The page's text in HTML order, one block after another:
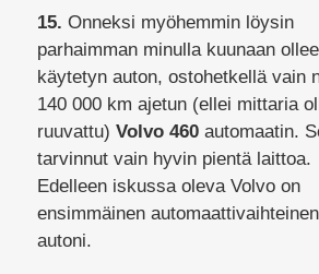
15. Onneksi myöhemmin löysin
parhaimman minulla kuunaan
käytetyn auton, ostohetkellä vain
140 000 km ajetun (ellei mittaria
ruuvattu) Volvo 460automaatin.
tarvinnut vain hyvin pientä laittoa.
Edelleen iskussa oleva Volvo on
ensimmäinen automaattivaihteinen
autoni.